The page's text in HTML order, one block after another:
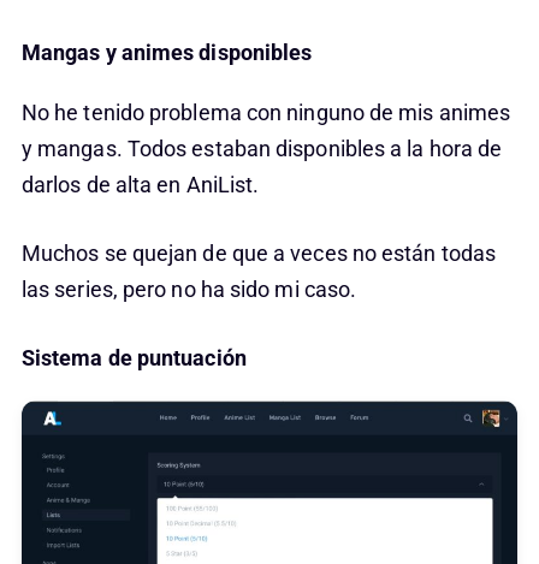
Mangas y animes disponibles
No he tenido problema con ninguno de mis animes
y mangas. Todos estaban disponibles a la hora de
darlos de alta en AniList.
Muchos se quejan de que a veces no están todas
las series, pero no ha sido mi caso.
Sistema de puntuación